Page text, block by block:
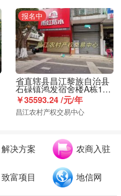
报名中
省直辖县昌江黎族自治县
石碌镇鸿发宿舍楼A栋1-2
层102号商铺184.23㎡出
租
￥35593.24 /元/年
昌江农村产权交易中心
解决方案 农商入驻
致富项目 地信网